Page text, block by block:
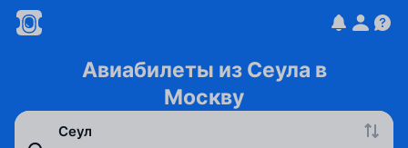
Авиабилеты из Сеула в
Москву